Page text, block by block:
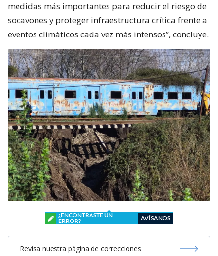
medidas más importantes para reducir el riesgo de
socavones y proteger infraestructura crítica frente a
eventos climáticos cada vez más intensos”, concluye.
¿ENCONTRASTE UN
ERROR?
AVÍSANOS
Revisa nuestra página de correcciones